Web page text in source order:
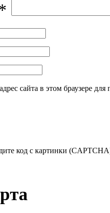
сайта в этом браузере
код с картинки